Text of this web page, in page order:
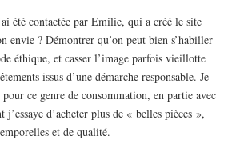
été contactée par Emilie, qui a créé le site
envie ? Démontrer qu’on peut bien s’habiller
éthique, et casser l’image parfois vieillotte
issus d’une démarche responsable. Je
ce genre de consommation, en partie avec
d’acheter plus de « belles pièces »,
et de qualité.